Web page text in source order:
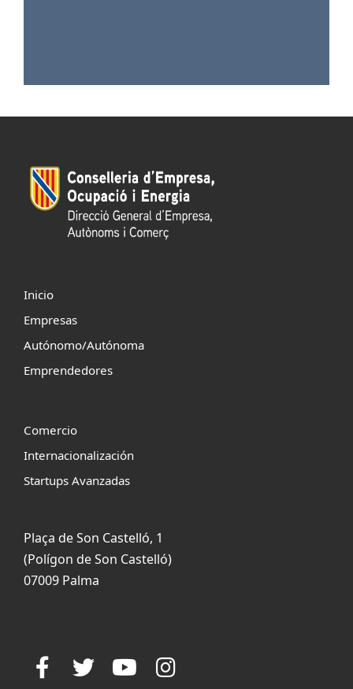
Inicio
Empresas
Autónomo/Autónoma
Emprendedores
Comercio
Internacionalización
Startups Avanzadas
Plaça de Son Castelló, 1
(Polígon de Son Castelló)
07009 Palma